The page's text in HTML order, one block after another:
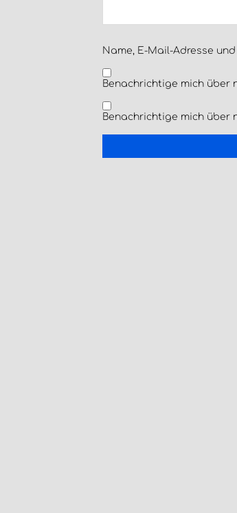
Name, E-Mail-Adresse
Benachrichtige mich über
Benachrichtige mich über